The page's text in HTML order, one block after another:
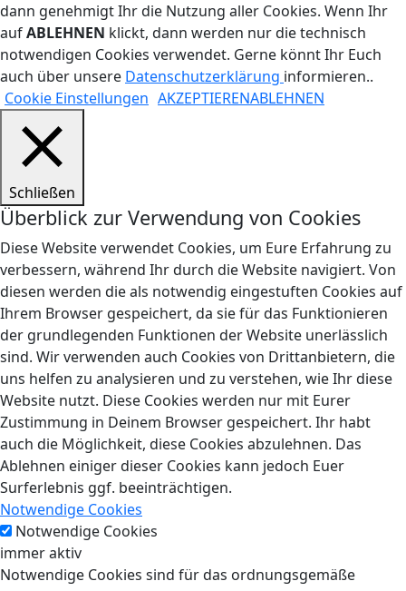
dann genehmigt Ihr die Nutzung aller Cookies. Wenn Ihr
aufABLEHNEN klickt, dann werden nur die technisch
notwendigen Cookies verwendet. Gerne könnt Ihr Euch
auch über unsere Datenschutzerklärung informieren..
Cookie Einstellungen AKZEPTIERENABLEHNEN
Schließen
Überblick zur Verwendung von Cookies
Diese Website verwendet Cookies, um Eure Erfahrung zu
verbessern, während Ihr durch die Website navigiert. Von
diesen werden die als notwendig eingestuften Cookies auf
Ihrem Browser gespeichert, da sie für das Funktionieren
der grundlegenden Funktionen der Website unerlässlich
sind. Wir verwenden auch Cookies von Drittanbietern, die
uns helfen zu analysieren und zu verstehen, wie Ihr diese
Website nutzt. Diese Cookies werden nur mit Eurer
Zustimmung in Deinem Browser gespeichert. Ihr habt
auch die Möglichkeit, diese Cookies abzulehnen. Das
Ablehnen einiger dieser Cookies kann jedoch Euer
Surferlebnis ggf. beeinträchtigen.
Notwendige Cookies
Notwendige Cookies
immer aktiv
Notwendige Cookies sind für das ordnungsgemäße